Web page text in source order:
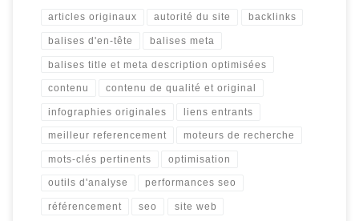
articles originaux autorité du site backlinks
balises d'en-tête balises meta
balises title et meta description optimisées
contenu contenu de qualité et original
infographies originales liens entrants
meilleur referencement moteurs de recherche
mots-clés pertinents optimisation
outils d'analyse performances seo
référencement seo site web